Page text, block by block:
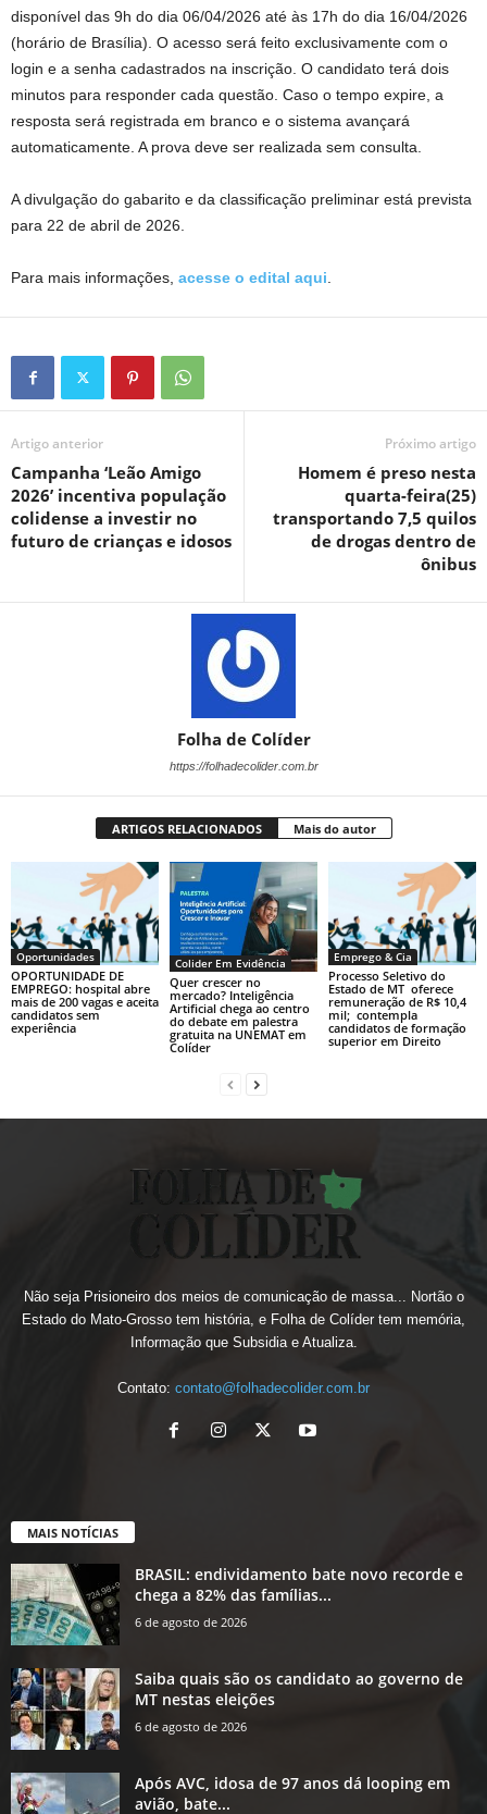
disponível das 9h do dia 06/04/2026 até às 17h do dia 16/04/2026
(horário de Brasília). O acesso será feito exclusivamente com o
login e a senha cadastrados na inscrição. O candidato terá dois
minutos para responder cada questão. Caso o tempo expire, a
resposta será registrada em branco e o sistema avançará
automaticamente. A prova deve ser realizada sem consulta.
A divulgação do gabarito e da classificação preliminar está prevista
para 22 de abril de 2026.
Para mais informações, acesse o edital aqui
Artigo anterior
Campanha ‘Leão Amigo
2026’ incentiva população
colidense a investir no
futuro de crianças e idosos
Próximo artigo
Homem é preso nesta
quarta-feira(25)
transportando 7,5 quilos
de drogas dentro de
ônibus
Folha de Colíder
https://folhadecolider.com.br
ARTIGOS RELACIONADOS Mais do autor
Oportunidades
OPORTUNIDADE DE
EMPREGO: hospital abre
mais de 200 vagas e aceita
candidatos sem
experiência
Colider Em Evidência
Quer crescer no
mercado? Inteligência
Artificial chega ao centro
do debate em palestra
gratuita na UNEMAT em
Colíder
Emprego & Cia
Processo Seletivo do
Estado de MT oferece
remuneração de R$ 10,4
mil; contempla
candidatos de formação
superior em Direito
Não seja Prisioneiro dos meios de comunicação de massa... Nortão o
Estado do Mato-Grosso tem história, e Folha de Colíder tem memória,
Informação que Subsidia e Atualiza.
Contato: contato@folhadecolider.com.br
MAIS NOTÍCIAS
BRASIL: endividamento bate novo recorde e
chega a 82% das famílias...
6 de agosto de 2026
Saiba quais são os candidato ao governo de
MT nestas eleições
6 de agosto de 2026
Após AVC, idosa de 97 anos dá looping em
avião, bate...